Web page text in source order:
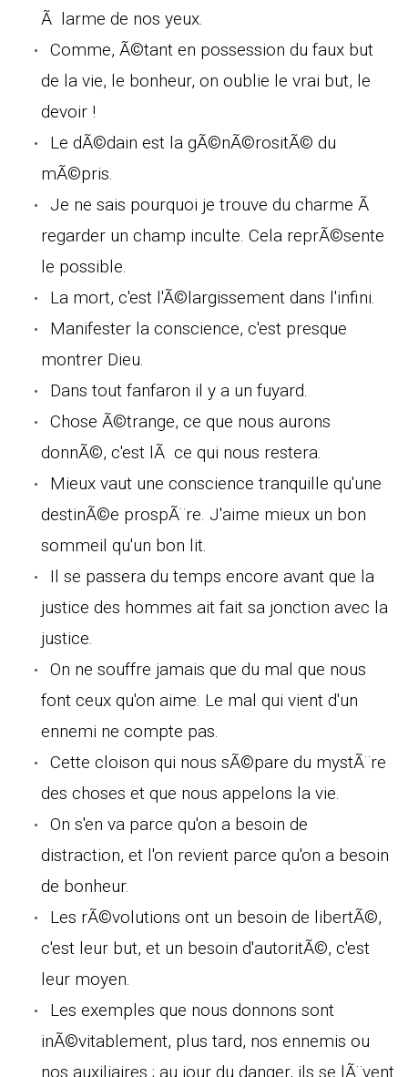
Ã larme de nos yeux.
Comme, Ã©tant en possession du faux but
de la vie, le bonheur, on oublie le vrai but, le
devoir !
Le dÃ©dain est la gÃ©nÃ©rositÃ© du
mÃ©pris.
Je ne sais pourquoi je trouve du charme Ã
regarder un champ inculte. Cela reprÃ©sente
le possible.
La mort, c'est l'Ã©largissement dans l'infini.
Manifester la conscience, c'est presque
montrer Dieu.
Dans tout fanfaron il y a un fuyard.
Chose Ã©trange, ce que nous aurons
donnÃ©, c'est lÃ ce qui nous restera.
Mieux vaut une conscience tranquille qu'une
destinÃ©e prospÃ¨re. J'aime mieux un bon
sommeil qu'un bon lit.
Il se passera du temps encore avant que la
justice des hommes ait fait sa jonction avec la
justice.
On ne souffre jamais que du mal que nous
font ceux qu'on aime. Le mal qui vient d'un
ennemi ne compte pas.
Cette cloison qui nous sÃ©pare du mystÃ¨re
des choses et que nous appelons la vie.
On s'en va parce qu'on a besoin de
distraction, et l'on revient parce qu'on a besoin
de bonheur.
Les rÃ©volutions ont un besoin de libertÃ©,
c'est leur but, et un besoin d'autoritÃ©, c'est
leur moyen.
Les exemples que nous donnons sont
inÃ©vitablement, plus tard, nos ennemis ou
nos auxiliaires ; au jour du danger, ils se lÃ¨vent